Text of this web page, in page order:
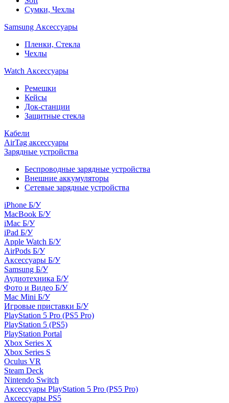
Сумки, Чехлы
Samsung Аксессуары
Пленки, Стекла
Чехлы
Watch Аксессуары
Ремешки
Кейсы
Док-станции
Защитные стекла
Кабели
AirTag аксессуары
Зарядные устройства
Беспроводные зарядные устройства
Внешние аккумуляторы
Сетевые зарядные устройства
iPhone Б/У
MacBook Б/У
iMac Б/У
iPad Б/У
Apple Watch Б/У
AirPods Б/У
Аксессуары Б/У
Samsung Б/У
Аудиотехника Б/У
Фото и Видео Б/У
Mac Mini Б/У
Игровые приставки Б/У
PlayStation 5 Pro (PS5 Pro)
PlayStation 5 (PS5)
PlayStation Portal
Xbox Series X
Xbox Series S
Oculus VR
Steam Deck
Nintendo Switch
Аксессуары PlayStation 5 Pro (PS5 Pro)
Аксессуары PS5